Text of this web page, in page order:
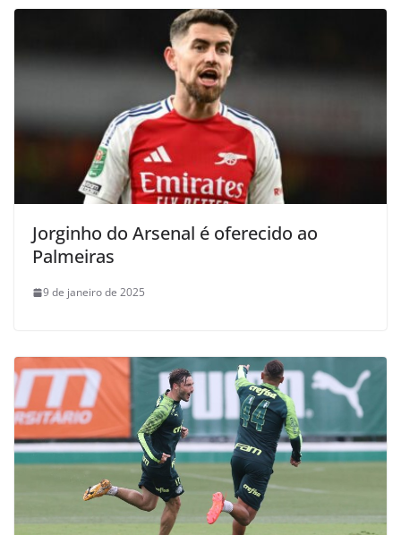
Jorginho do Arsenal é oferecido ao
Palmeiras
9 de janeiro de 2025